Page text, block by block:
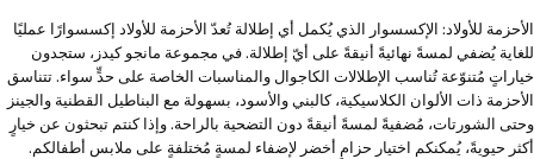
الأحزمة للأولاد: الإكسسوار الذي يُكمل أي إطلالة تُعدّ الأحزمة للأولاد إكسسوارًا عمليًا
للغاية يُضفي لمسةً نهائيةً أنيقةً على أيّ إطلالة. في مجموعة مانجو كيدز، ستجدون
خياراتٍ مُتنوّعة تُناسب الإطلالات الكاجوال والمناسبات الخاصة على حدٍّ سواء. تتناسق
الأحزمة ذات الألوان الكلاسيكية، كالبني والأسود، بسهولة مع البناطيل القطنية والجينز
وحتى الشورتات، مُضفيةً لمسةً أنيقةً دون التضحية بالراحة. وإذا كنتم تبحثون عن خيارٍ
أكثر حيويةً، يُمكنكم اختيار حزامٍ أخضر لإضفاء لمسةٍ مُختلفةٍ على ملابس أطفالكم.